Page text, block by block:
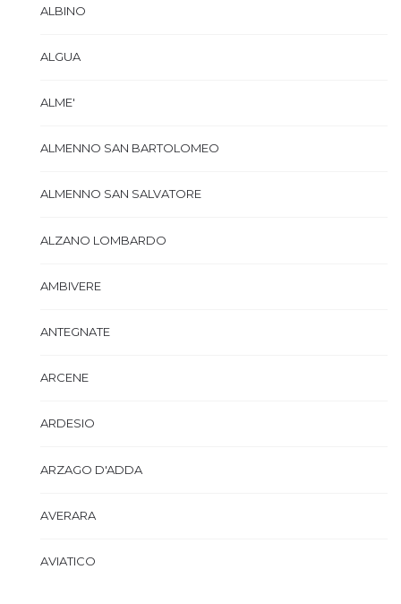
ALBINO
ALGUA
ALME'
ALMENNO SAN BARTOLOMEO
ALMENNO SAN SALVATORE
ALZANO LOMBARDO
AMBIVERE
ANTEGNATE
ARCENE
ARDESIO
ARZAGO D'ADDA
AVERARA
AVIATICO